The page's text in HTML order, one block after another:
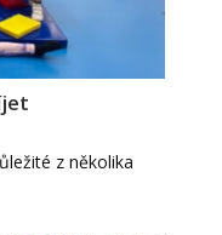
z několika